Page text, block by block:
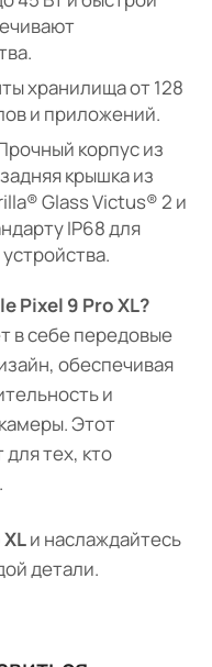
хранилища от 128
и приложений.
корпус из
крышка из
Glass Victus® 2 и
IP68 для
Pixel 9 Pro XL?
в себе передовые
обеспечивая
и
Этот
тех, кто
и наслаждайтесь
детали.